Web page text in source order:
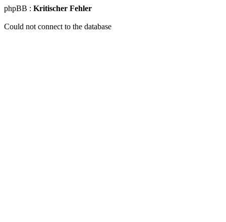
phpBB : Kritischer Fehler
Could not connect to the database